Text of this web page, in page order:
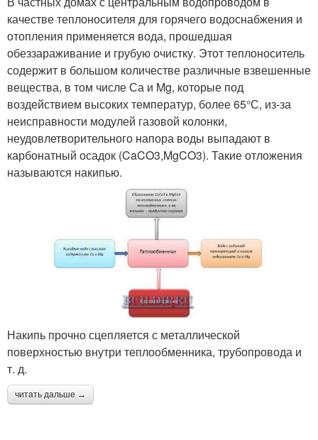
качестве теплоносителя для горячего водоснабжения и
отопления применяется вода, прошедшая
обеззараживание и грубую очистку. Этот теплоноситель
содержит в большом количестве различные взвешенные
вещества, в том числе Са и Mg, которые под
воздействием высоких температур, более 65°С, из-за
неисправности модулей газовой колонки,
неудовлетворительного напора воды выпадают в
карбонатный осадок (CaCO3,MgCO3). Такие отложения
называются накипью.
Накипь прочно сцепляется с металлической
поверхностью внутри теплообменника, трубопровода и
т. д.
читать дальше →